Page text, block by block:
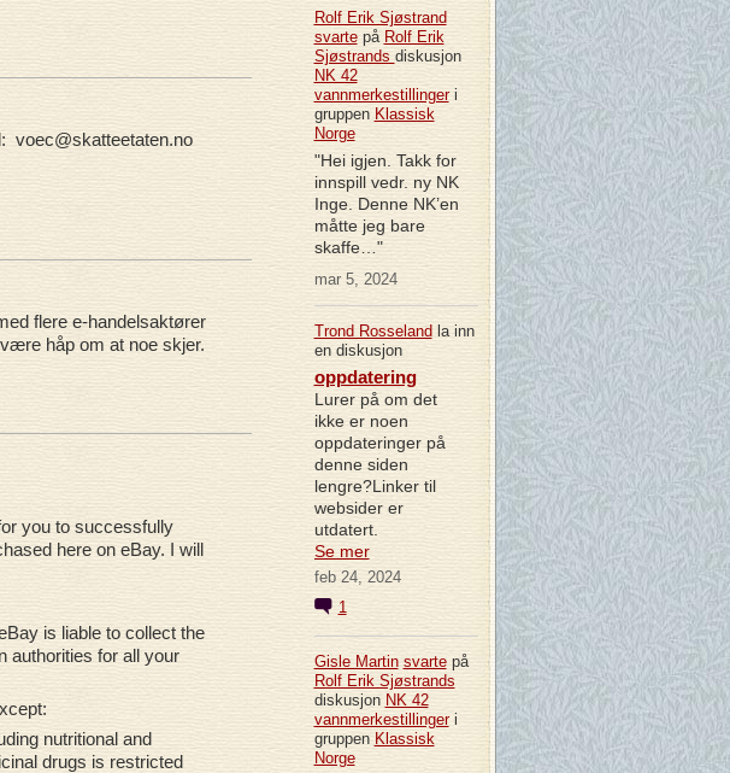
voec@skatteetaten.no
flere e-handelsaktører
håp om at noe skjer.
you to successfully
here on eBay. I will
is liable to collect the
authorities for all your
:
nutritional and
drugs is restricted
Rolf Erik Sjøstrand
svartepå Rolf Erik
Sjøstrands diskusjon
NK 42
vannmerkestillingeri
gruppen Klassisk
Norge
"Hei igjen. Takk for
innspill vedr. ny NK
Inge. Denne NK’en
måtte jeg bare
skaffe…"
mar 5, 2024
Trond Rosseland la inn
en diskusjon
oppdatering
Lurer på om det
ikke er noen
oppdateringer på
denne siden
lengre?Linker til
websider er
utdatert.
Se mer
feb 24, 2024
1
Gisle Martin svartepå
Rolf Erik Sjøstrands
diskusjon NK 42
vannmerkestillingeri
gruppen Klassisk
Norge